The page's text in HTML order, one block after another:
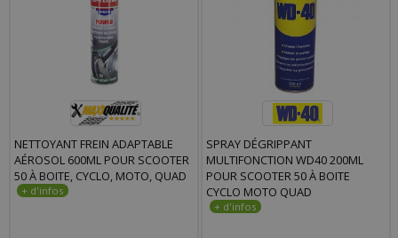
NETTOYANT FREIN ADAPTABLE
AÉROSOL 600ML POUR SCOOTER
50 À BOITE, CYCLO, MOTO, QUAD
SPRAY DÉGRIPPANT
MULTIFONCTION WD40 200ML
POUR SCOOTER 50 À BOITE
CYCLO MOTO QUAD